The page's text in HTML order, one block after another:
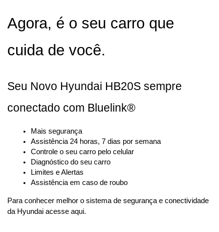
Agora, é o seu carro que
cuida de você.
Seu Novo Hyundai HB20S sempre
conectado com Bluelink®
Mais segurança
Assistência 24 horas, 7 dias por semana
Controle o seu carro pelo celular
Diagnóstico do seu carro
Limites e Alertas
Assistência em caso de roubo
Para conhecer melhor o sistema de segurança e conectividade
da Hyundai acesse aqui.